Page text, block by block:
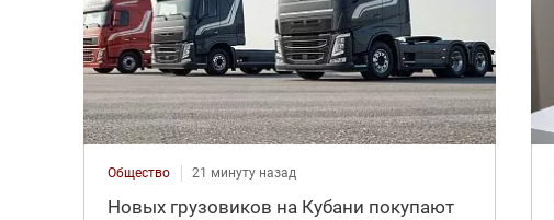
Общество 21 минуту назад
Новых грузовиков на Кубани покупают